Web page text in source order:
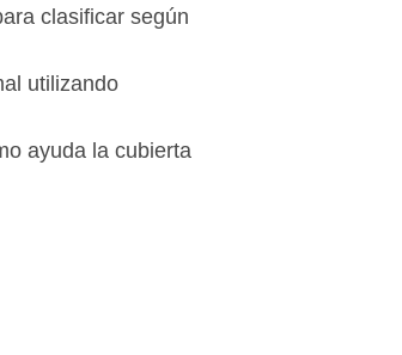
clasificar según
utilizando
ayuda la cubierta